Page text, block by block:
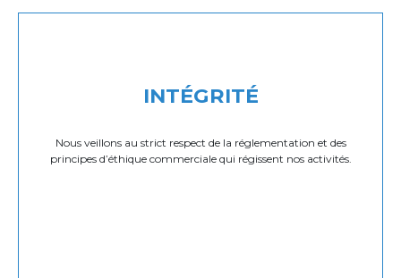
INTÉGRITÉ
Nous veillons au strict respect de la réglementation et des
principes d’éthique commerciale qui régissent nos activités.